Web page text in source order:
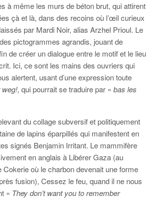
à même les murs de béton brut, qui attirent
çà et là, dans des recoins où l’œil curieux
par Mardi Noir, alias Arzhel Prioul. Le
pictogrammes agrandis, jouant de
de créer un dialogue entre le motif et le lieu
Ici, ce sont les mains des ouvriers qui
alertent, usant d’une expression toute
weg!, qui pourrait se traduire par « bas les
du collage subversif et politiquement
de lapins éparpillés qui manifestent en
signés Benjamin Irritant. Le mammifère
en anglais à Libérer Gaza (au
Cokerie où le charbon devenait une forme
fusion), Cessez le feu, quand il ne nous
« They don’t want you to remember